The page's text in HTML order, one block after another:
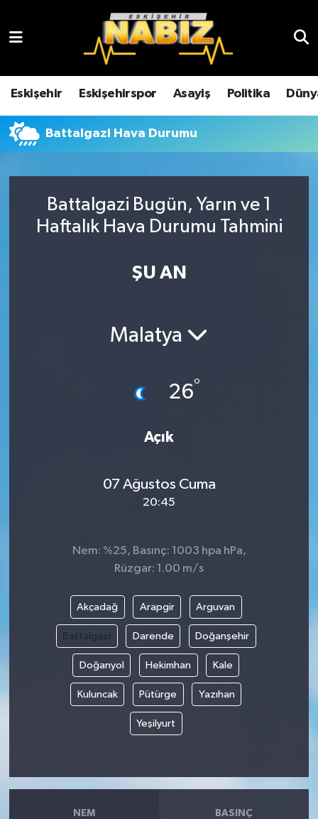
Eskişehir Eskişehirspor Asayiş Politika
Battalgazi Hava Durumu
Battalgazi Bugün, Yarın ve 1
Haftalık Hava Durumu Tahmini
ŞU AN
Malatya
26°
Açık
07 Ağustos Cuma
20:45
Nem: %25, Basınç: 1003 hpa hPa,
Rüzgar: 1.00 m/s
Akçadağ Arapgir Arguvan
Battalgazi Darende Doğanşehir
Doğanyol Hekimhan Kale
Kuluncak Pütürge Yazıhan
Yeşilyurt
NEM BASINÇ
Çevre
Dünya
Ekonomi
Eskişehir
Yaşam
Yurttan
Eskişehir Hava Durumu
Eskişehir Trafik Yoğunluk Haritası
TFF 3.Lig 4.Grup Puan Durumu ve Fikstür
Son Dakika Haberleri
Haber Arşivi